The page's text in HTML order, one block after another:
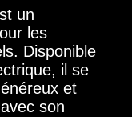
un
les
Disponible
il se
et
son